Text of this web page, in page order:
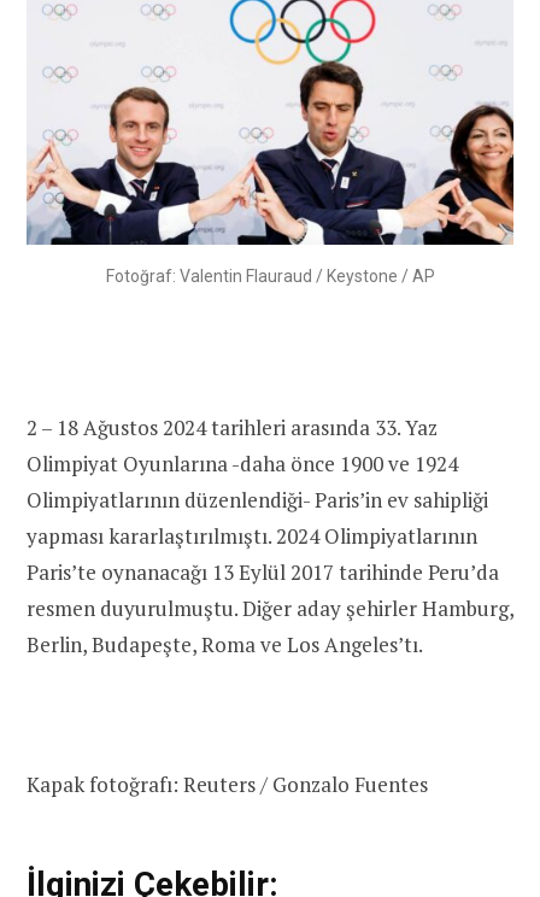
Fotoğraf: Valentin Flauraud / Keystone / AP
2 – 18 Ağustos 2024 tarihleri arasında 33. Yaz
Olimpiyat Oyunlarına -daha önce 1900 ve 1924
Olimpiyatlarının düzenlendiği- Paris’in ev sahipliği
yapması kararlaştırılmıştı. 2024 Olimpiyatlarının
Paris’te oynanacağı 13 Eylül 2017 tarihinde Peru’da
resmen duyurulmuştu. Diğer aday şehirler Hamburg,
Berlin, Budapeşte, Roma ve Los Angeles’tı.
Kapak fotoğrafı: Reuters / Gonzalo Fuentes
İlginizi Çekebilir: